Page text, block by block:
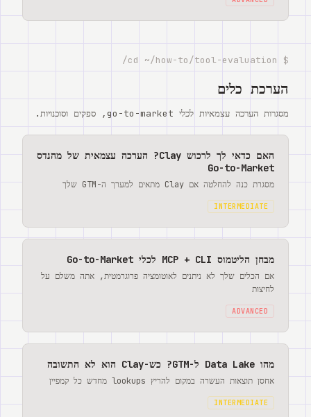
$ cd ~/how-to/tool-evaluation/
הערכת כלים
מסגרות הערכה עצמאיות לכלי go-to-market, ספקים וסוכנויות.
האם כדאי לך לרכוש Clay? הערכה עצמאית של מהנדס
Go-to-Market
מסגרת כנה להחלטה אם Clay מתאים למערך ה-GTM שלך
INTERMEDIATE
מבחן הליטמוס MCP + CLI לכלי Go-to-Market
אם הכלים שלך לא ניתנים לאוטומציה פרוגרמטית, אתה משלם על
לחיצות
ADVANCED
מהו Data Lake ל-GTM? כש-Clay הוא לא התשובה
אחסן תוצאות העשרה במקום להריץ lookups מחדש כל קמפיין
INTERMEDIATE